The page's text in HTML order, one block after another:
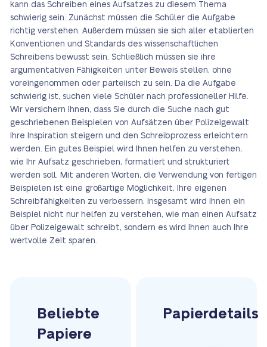
kann das Schreiben eines Aufsatzes zu diesem Thema
schwierig sein. Zunächst müssen die Schüler die Aufgabe
richtig verstehen. Außerdem müssen sie sich aller etablierten
Konventionen und Standards des wissenschaftlichen
Schreibens bewusst sein. Schließlich müssen sie ihre
argumentativen Fähigkeiten unter Beweis stellen, ohne
voreingenommen oder parteiisch zu sein. Da die Aufgabe
schwierig ist, suchen viele Schüler nach professioneller Hilfe.
Wir versichern Ihnen, dass Sie durch die Suche nach gut
geschriebenen Beispielen von Aufsätzen über Polizeigewalt
Ihre Inspiration steigern und den Schreibprozess erleichtern
werden. Ein gutes Beispiel wird Ihnen helfen zu verstehen,
wie Ihr Aufsatz geschrieben, formatiert und strukturiert
werden soll. Mit anderen Worten, die Verwendung von fertigen
Beispielen ist eine großartige Möglichkeit, Ihre eigenen
Schreibfähigkeiten zu verbessern. Insgesamt wird Ihnen ein
Beispiel nicht nur helfen zu verstehen, wie man einen Aufsatz
über Polizeigewalt schreibt, sondern es wird Ihnen auch Ihre
wertvolle Zeit sparen.
Beliebte
Papiere
Papierdetails